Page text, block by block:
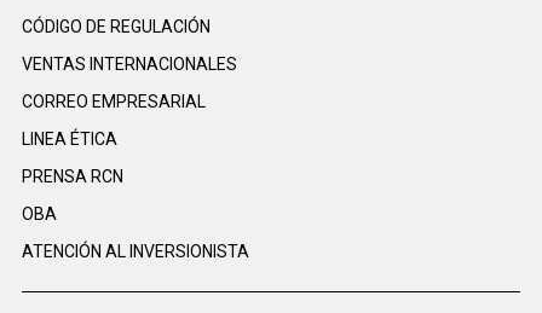
CÓDIGO DE REGULACIÓN
VENTAS INTERNACIONALES
CORREO EMPRESARIAL
LINEA ÉTICA
PRENSA RCN
OBA
ATENCIÓN AL INVERSIONISTA